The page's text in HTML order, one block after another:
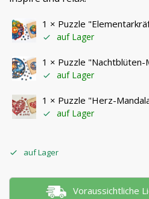
1 × Puzzle
auf Lager
1 × Puzzle "Nachtblüten-
auf Lager
1 × Puzzle "Herz-
auf Lager
auf Lager
Voraussichtliche